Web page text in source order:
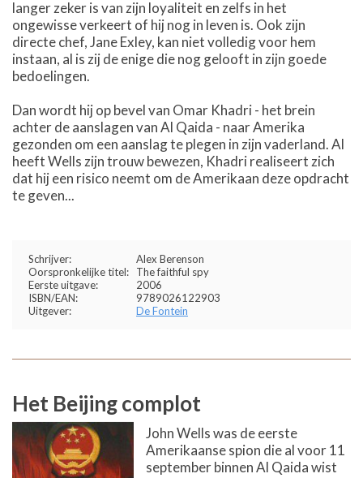
langer zeker is van zijn loyaliteit en zelfs in het
ongewisse verkeert of hij nog in leven is. Ook zijn
directe chef, Jane Exley, kan niet volledig voor hem
instaan, al is zij de enige die nog gelooft in zijn goede
bedoelingen.
Dan wordt hij op bevel van Omar Khadri - het brein
achter de aanslagen van Al Qaida - naar Amerika
gezonden om een aanslag te plegen in zijn vaderland. Al
heeft Wells zijn trouw bewezen, Khadri realiseert zich
dat hij een risico neemt om de Amerikaan deze opdracht
te geven...
Schrijver:
Alex Berenson
Oorspronkelijke titel:
The faithful spy
Eerste uitgave:
2006
ISBN/EAN:
9789026122903
Uitgever:
De Fontein
Het Beijing complot
John Wells was de eerste
Amerikaanse spion die al voor 11
september binnen Al Qaida wist